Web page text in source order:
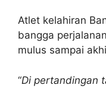
Atlet kelahiran
bangga
mulus sampai
“Di pertandingan